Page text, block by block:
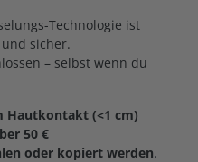
Technologie ist
sicher.
– selbst wenn du
Hautkontakt (<1 cm)
50 €
oder kopiert werden.